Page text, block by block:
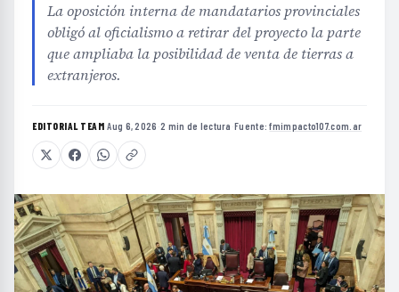
La oposición interna de mandatarios provinciales
obligó al oficialismo a retirar del proyecto la parte
que ampliaba la posibilidad de venta de tierras a
extranjeros.
EDITORIAL TEAM·Aug 6, 2026 ·2 min de lectura ·Fuente:fmimpacto107.com.ar